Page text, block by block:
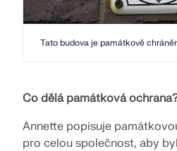
RWIND 3
ZÍSKEJTE PODPORU
ZÍSKAT BEZPLATNOU
novou úroveň.
Tato budova je památkově
Co dělá památková
Annette popisuje
pro celou společnost, aby